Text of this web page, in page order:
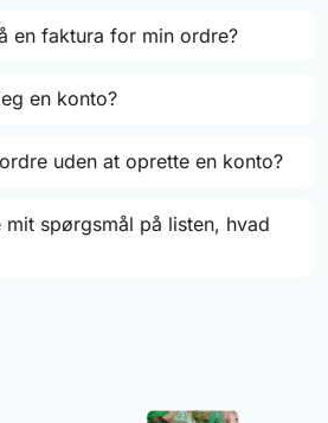
en faktura for min ordre?
en konto?
uden at oprette en konto?
spørgsmål på listen, hvad